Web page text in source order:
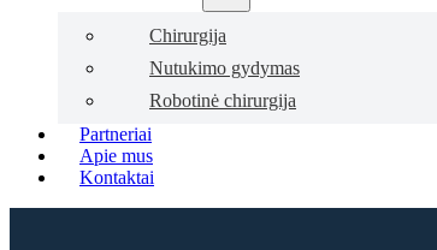
Chirurgija
Nutukimo gydymas
Robotinė chirurgija
Partneriai
Apie mus
Kontaktai